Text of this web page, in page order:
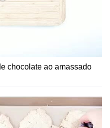
chocolate ao amassado